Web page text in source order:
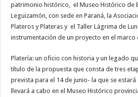
patrimonio histórico, el Museo Histórico de
Leguizamón, con sede en Paraná, la
Plateros y Plateras y el Taller Lágrima de
instrumentación de un proyecto en el marco
Platería: un oficio con historia y un legado
título de la propuesta que consta de tres
prevista para el 14 de junio- la que se
llevará a cabo en el Museo Histórico